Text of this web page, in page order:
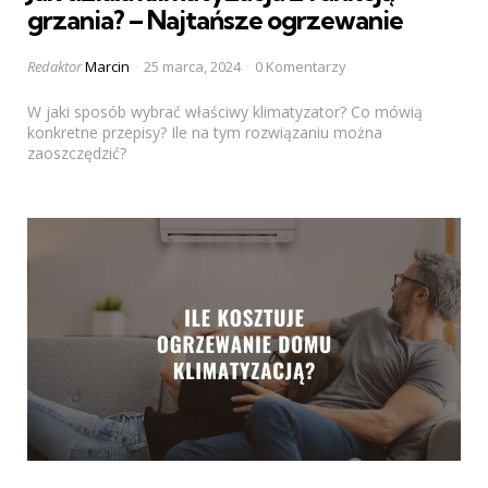
grzania? – Najtańsze ogrzewanie
Posted
RedaktorMarcin 25 marca, 2024 0 Komentarzy
W jaki sposób wybrać właściwy klimatyzator? Co mówią
konkretne przepisy? Ile na tym rozwiązaniu można
zaoszczędzić?